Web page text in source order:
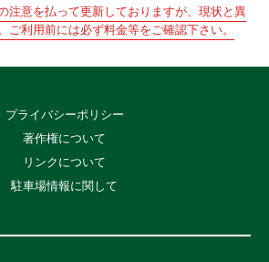
注意を払って更新しておりますが、現状と異
ご利用前には必ず料金等をご確認下さい。
プライバシーポリシー
著作権について
リンクについて
駐車場情報に関して